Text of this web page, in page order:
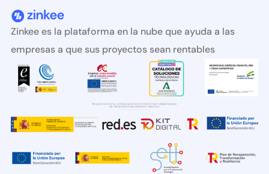
Zinkee es la plataforma en la nube que ayuda a las
empresas a que sus proyectos sean rentables